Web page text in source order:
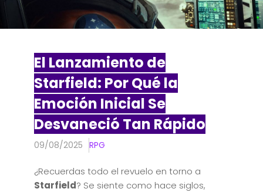
El Lanzamiento de
Starfield: Por Qué la
Emoción Inicial Se
Desvaneció Tan Rápido
09/08/2025 RPG
¿Recuerdas todo el revuelo en torno a
Starfield? Se siente como hace siglos,